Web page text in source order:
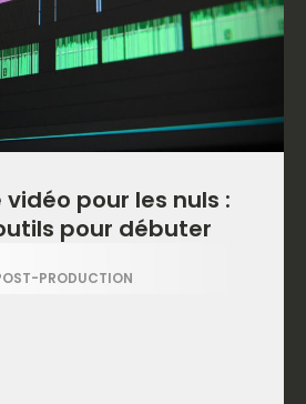
pour les nuls :
pour débuter
PRODUCTION